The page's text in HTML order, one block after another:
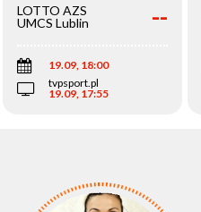
LOTTO AZS
UMCS Lublin
--
19.09, 18:00
tvpsport.pl
19.09, 17:55